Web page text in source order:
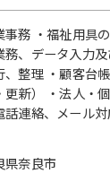
事務 ・福祉用具
務、データ入力
、整理 ・顧客台
更新） ・法人・
話連絡、メール
県奈良市